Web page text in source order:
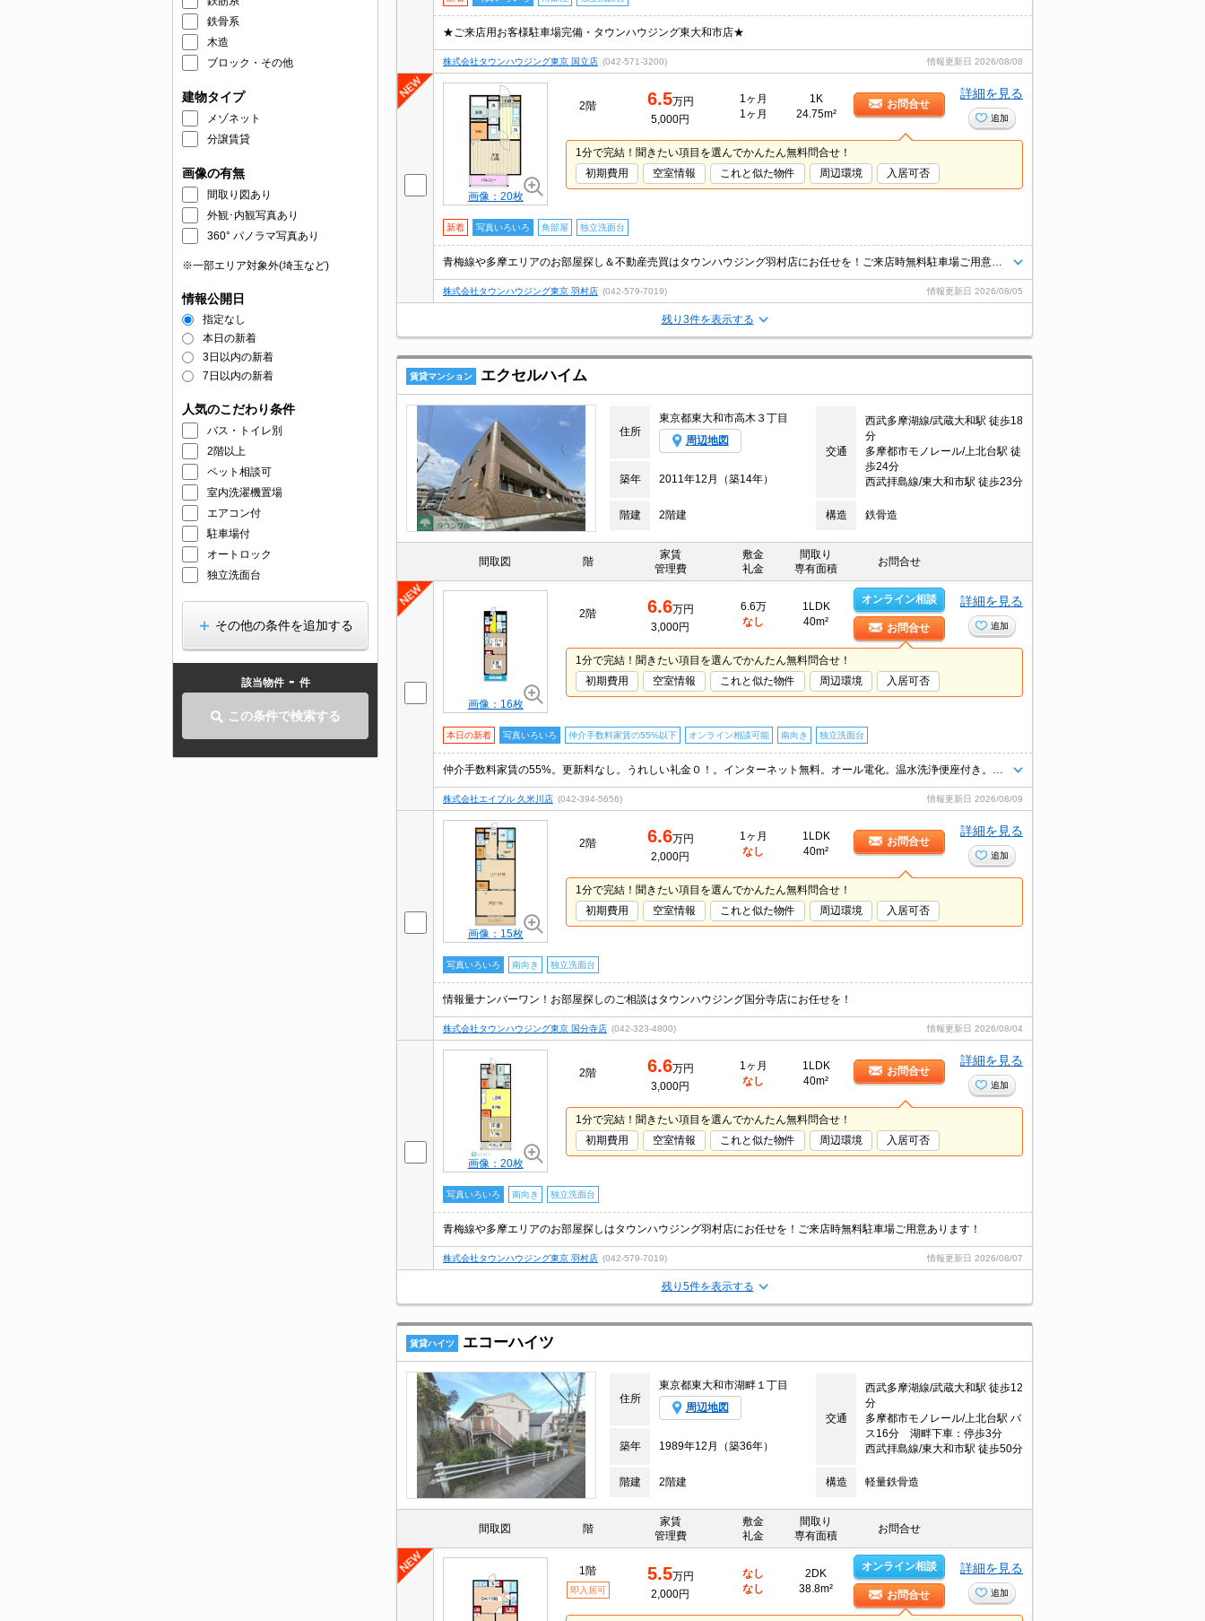
鉄骨系
木造
ブロック・その他
建物タイプ
メゾネット
分譲賃貸
画像の有無
間取り図あり
外観･内観写真あり
360° パノラマ写真あり
※一部エリア対象外(埼玉など)
情報公開日
指定なし
本日の新着
3日以内の新着
7日以内の新着
人気のこだわり条件
バス・トイレ別
2階以上
ペット相談可
室内洗濯機置場
エアコン付
駐車場付
オートロック
独立洗面台
その他の条件を追加する
該当物件 - 件
この条件で検索する
★ご来店用お客様駐車場完備・タウンハウジング東大和市店★
株式会社タウンハウジング東京 国立店 (042-571-3200) 情報更新日 2026/08/08
画像：20枚
2階 6.5万円
5,000円
1ヶ月
1ヶ月
1K
24.75m²
お問合せ
詳細を見る
追加
1分で完結！聞きたい項目を選んでかんたん無料問合せ！
初期費用
空室情報 これと似た物件 周辺環境 入居可否
新着 写真いろいろ 角部屋 独立洗面台
株式会社タウンハウジング東京 羽村店 (042-579-7019) 情報更新日 2026/08/05
残り3件を表示する
賃貸マンション エクセルハイム
住所
東京都東大和市高木３丁目
周辺地図
交通
西武多摩湖線/武蔵大和駅 徒歩18
分
多摩都市モノレール/上北台駅 徒
歩24分
西武拝島線/東大和市駅 徒歩23分
築年 2011年12月（築14年）
階建 2階建 構造 鉄骨造
間取図 階
家賃
管理費
敷金
礼金
間取り
専有面積
お問合せ
画像：16枚
2階 6.6万円
3,000円
6.6万
なし
1LDK
40m²
オンライン相談
お問合せ
詳細を見る
追加
1分で完結！聞きたい項目を選んでかんたん無料問合せ！
初期費用
空室情報 これと似た物件 周辺環境 入居可否
本日の新着 写真いろいろ 仲介手数料家賃の55%以下 オンライン相談可能 南向き 独立洗面台
株式会社エイブル 久米川店 (042-394-5656) 情報更新日 2026/08/09
画像：15枚
2階 6.6万円
2,000円
1ヶ月
なし
1LDK
40m²
お問合せ
詳細を見る
追加
1分で完結！聞きたい項目を選んでかんたん無料問合せ！
初期費用
空室情報 これと似た物件 周辺環境 入居可否
写真いろいろ 南向き 独立洗面台
情報量ナンバーワン！お部屋探しのご相談はタウンハウジング国分寺店にお任せを！
株式会社タウンハウジング東京 国分寺店 (042-323-4800) 情報更新日 2026/08/04
画像：20枚
2階 6.6万円
3,000円
1ヶ月
なし
1LDK
40m²
お問合せ
詳細を見る
追加
1分で完結！聞きたい項目を選んでかんたん無料問合せ！
初期費用
空室情報 これと似た物件 周辺環境 入居可否
写真いろいろ 南向き 独立洗面台
青梅線や多摩エリアのお部屋探しはタウンハウジング羽村店にお任せを！ご来店時無料駐車場ご用意あります！
株式会社タウンハウジング東京 羽村店 (042-579-7019) 情報更新日 2026/08/07
残り5件を表示する
賃貸ハイツ エコーハイツ
住所
東京都東大和市湖畔１丁目
周辺地図
交通
西武多摩湖線/武蔵大和駅 徒歩12
分
多摩都市モノレール/上北台駅 バ
ス16分 湖畔下車：停歩3分
西武拝島線/東大和市駅 徒歩50分
築年 1989年12月（築36年）
階建 2階建 構造 軽量鉄骨造
間取図 階
家賃
管理費
敷金
礼金
間取り
専有面積
お問合せ
1階
即入居可
5.5万円
2,000円
なし
なし
2DK
38.8m²
オンライン相談
お問合せ
詳細を見る
追加